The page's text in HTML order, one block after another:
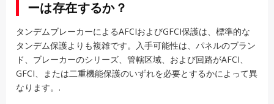
ーは存在するか？
タンデムブレーカーによるAFCIおよびGFCI保護は、標準的な
タンデム保護よりも複雑です。入手可能性は、パネルのブラン
ド、ブレーカーのシリーズ、管轄区域、および回路がAFCI、
GFCI、または二重機能保護のいずれを必要とするかによって異
なります。.